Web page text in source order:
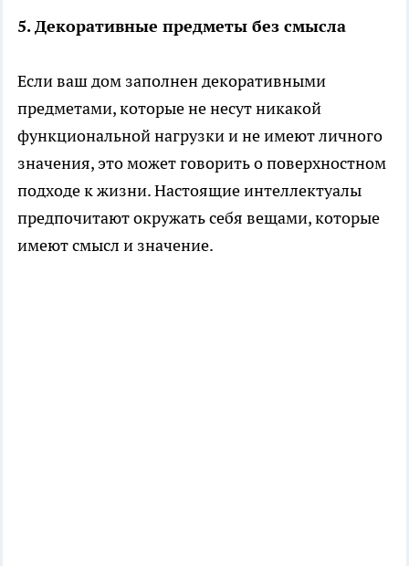
5. Декоративные предметы без смысла
Если ваш дом заполнен декоративными
предметами, которые не несут никакой
функциональной нагрузки и не имеют личного
значения, это может говорить о поверхностном
подходе к жизни. Настоящие интеллектуалы
предпочитают окружать себя вещами, которые
имеют смысл и значение.